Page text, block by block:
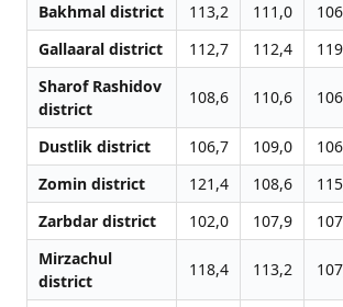
Bakhmal district
113,2 111,0
Gallaaral district
112,7 112,4
Sharof Rashidov
district
108,6 110,6
Dustlik district 106,7 109,0
Zomin district
121,4 108,6
Zarbdar district
102,0 107,9
Mirzachul
district
118,4 113,2